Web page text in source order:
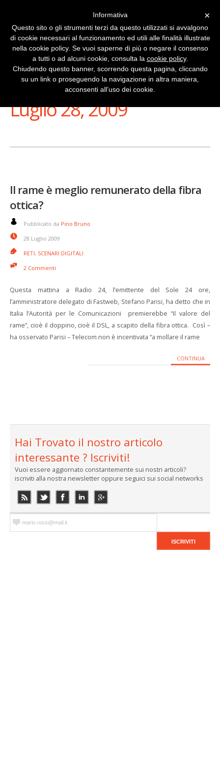
Stai Visualizzando
Luglio 28, 2009
Il rame è meglio remunerato della fibra
ottica?
Pubblicato da Pino Bruno
28 Luglio 2009
RETI, SCENARI DIGITALI
2 Commenti
Questa mattina a Radio 24, l’emittente del Sole 24 ore,
l’amministratore delegato di Fastweb, Stefano Parisi, ha detto che in
Italia l’Autorità per le Comunicazioni premierebbe “il valore del
rame”, cioè il doppino, cioè il DSL, a scapito della fibra ottica. Così –
ha osservato Parisi – Telecom non è incentivata “a mollare il rame
CONTINUA
Hai Trovato il nostro articolo
interessante ? Iscriviti!
Vuoi essere aggiornato constantemente sui nostri articoli?
iscriviti alla nostra newsletter oppure seguici sui social networks
×
Informativa
Questo sito o gli strumenti terzi da questo utilizzati si avvalgono
di cookie necessari al funzionamento ed utili alle finalità illustrate
nella cookie policy. Se vuoi saperne di più o negare il consenso
a tutti o ad alcuni cookie, consulta la cookie policy.
Chiudendo questo banner, scorrendo questa pagina, cliccando
su un link o proseguendo la navigazione in altra maniera,
acconsenti all’uso dei cookie.